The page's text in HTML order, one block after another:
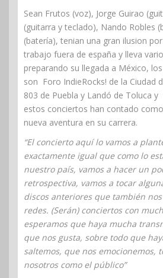
Sean Frutos (voz), Jorge Guirao
(guitarra y teclado), Nando Robles
(batería), tenian una gran ilusion
trabajo fuera de españa y lleva
preparando su llegada a México,
son Foro IndieRocks! de la Ciudad
803 de Puebla y Landó de Toluca
estos conciertos han contado
nueva aventura en su carrera.
“El concierto aquí lo vamos a
exactamente igual que como lo
nuestro país, vamos a hacer un
retrospectiva, vamos a tocar
discos anteriores que también
redes. (Serán) conciertos con
esperamos que haya mucha
que nos gusta, sobre todo que
saltemos, que nos emocionemos,
nosotros como el público”